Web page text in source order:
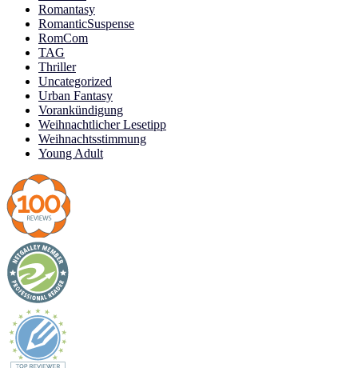
Romantasy
RomanticSuspense
RomCom
TAG
Thriller
Uncategorized
Urban Fantasy
Vorankündigung
Weihnachtlicher Lesetipp
Weihnachtsstimmung
Young Adult